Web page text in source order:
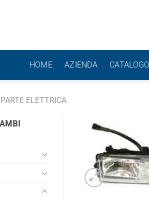
HOME AZIENDA
PARTE ELETTRICA